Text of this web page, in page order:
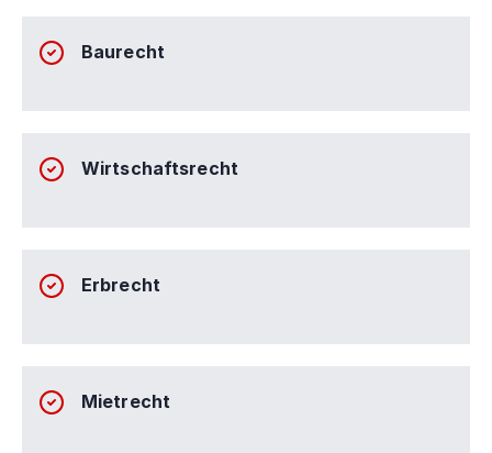
Baurecht
Wirtschaftsrecht
Erbrecht
Mietrecht